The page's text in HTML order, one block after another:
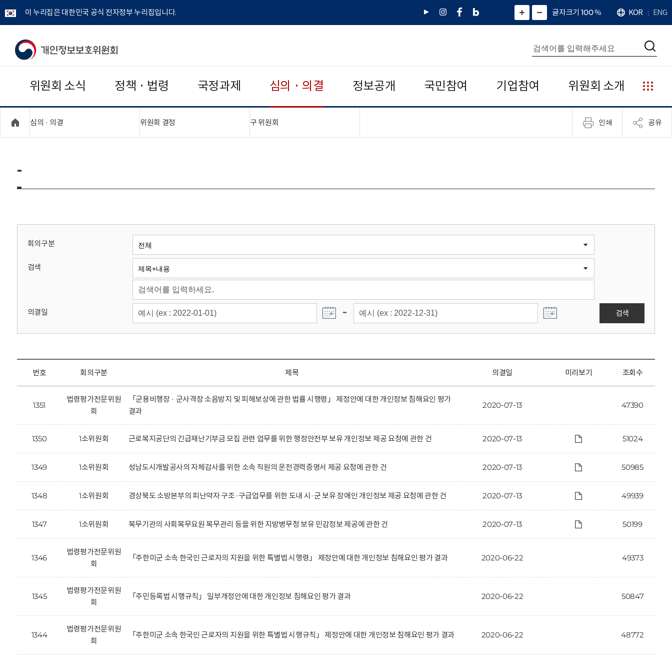
이 누리집은 대한민국 공식 전자정부 누리집입니다.
유
인
페
네
그
)
화
면
면
소
확
대
치
글자크기 100%
언
어
KOR ENG
개
보
보
위
회
통
합
검
색
검
위원회 소식 정책 · 법령 국정과제 심의 · 의결 정보공개 국민참여 기업참여 위원회 소개
누
리
집
안
심의 · 의결 위원회 결정 구 위원회 인쇄 공유
-
회의구분
검색
의결일 ~ 검색
번호 회의구분 제목 의결일 미리보기 조회수
1351
법령평가전문위원
회
「군용비행장 · 군사격장 소음방지 및 피해보상에 관한 법률 시행령」 제정안에 대한 개인정보 침해요인 평가
결과
2020-07-13 47390
1350 1소위원회 근로복지공단의 긴급재난기부금 모집 관련 업무를 위한 행정안전부 보유 개인정보 제공 요청에 관한 건 2020-07-13 51024
1349 1소위원회 성남도시개발공사의 자체감사를 위한 소속 직원의 운전경력증명서 제공 요청에 관한 건 2020-07-13 50985
1348 1소위원회 경상북도 소방본부의 피난약자 구조·구급업무를 위한 도내 시·군 보유 장애인 개인정보 제공 요청에 관한 건 2020-07-13 49939
1347 1소위원회 복무기관의 사회복무요원 복무관리 등을 위한 지방병무청 보유 민감정보 제공에 관한 건 2020-07-13 50199
1346
법령평가전문위원
회
「주한미군 소속 한국인 근로자의 지원을 위한 특별법 시행령」 제정안에 대한 개인정보 침해요인 평가 결과 2020-06-22 49373
1345
법령평가전문위원
회
「주민등록법 시행규칙」 일부개정안에 대한 개인정보 침해요인 평가 결과 2020-06-22 50847
1344
법령평가전문위원
회
「주한미군 소속 한국인 근로자의 지원을 위한 특별법 시행규칙」 제정안에 대한 개인정보 침해요인 평가 결과 2020-06-22 48772